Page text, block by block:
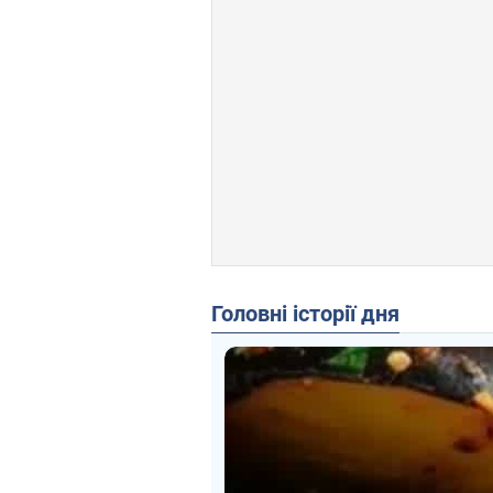
Головні історії дня